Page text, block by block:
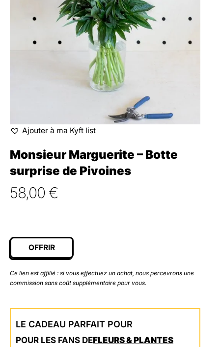
Ajouter à ma Kyft list
Monsieur Marguerite – Botte
surprise de Pivoines
58,00 €
OFFRIR
Ce lien est affilié : si vous effectuez un achat, nous percevrons une
commission sans coût supplémentaire pour vous.
LE CADEAU PARFAIT POUR
POUR LES FANS DEFLEURS & PLANTES